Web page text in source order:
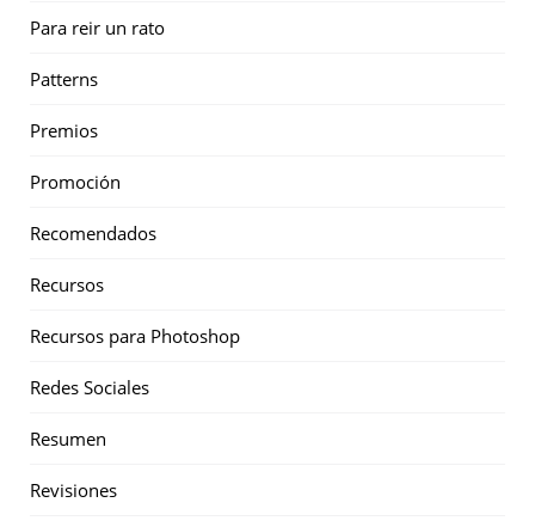
Para reir un rato
Patterns
Premios
Promoción
Recomendados
Recursos
Recursos para Photoshop
Redes Sociales
Resumen
Revisiones